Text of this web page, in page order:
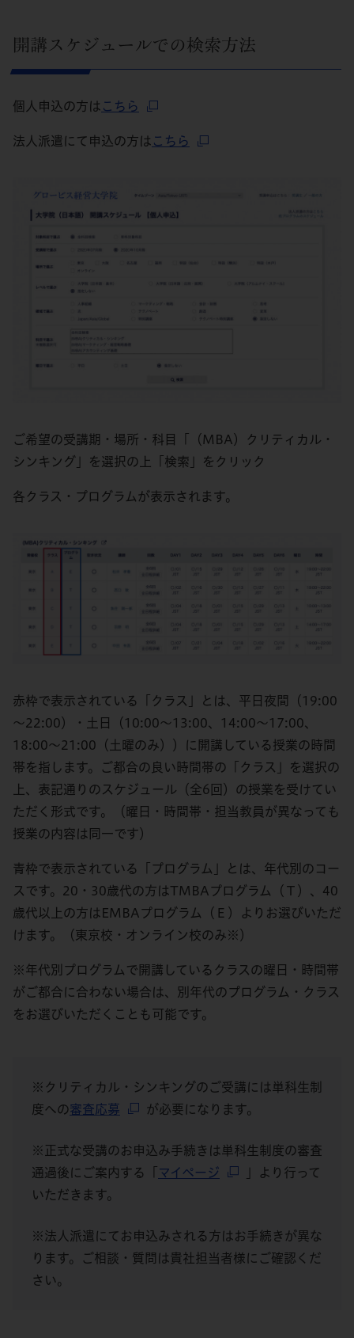
開講スケジュールでの検索方法
個人申込の方は こちら
法人派遣にて申込の方は こちら
ご希望の受講期・場所・科目「（MBA）クリティカル・
シンキング」を選択の上「検索」をクリック
各クラス・プログラムが表示されます。
赤枠で表示されている「クラス」とは、平日夜間（19:00
～22:00）・土日（10:00～13:00、14:00～17:00、
18:00～21:00（土曜のみ））に開講している授業の時間
帯を指します。ご都合の良い時間帯の「クラス」を選択の
上、表記通りのスケジュール（全6回）の授業を受けてい
ただく形式です。（曜日・時間帯・担当教員が異なっても
授業の内容は同一です）
青枠で表示されている「プログラム」とは、年代別のコー
スです。20・30歳代の方はTMBAプログラム（Ｔ）、40
歳代以上の方はEMBAプログラム（Ｅ）よりお選びいただ
けます。（東京校・オンライン校のみ※）
※年代別プログラムで開講しているクラスの曜日・時間帯
がご都合に合わない場合は、別年代のプログラム・クラス
をお選びいただくことも可能です。
※クリティカル・シンキングのご受講には単科生制
度への審査応募 が必要になります。
※正式な受講のお申込み手続きは単科生制度の審査
通過後にご案内する「
マイページ
」より行って
いただきます。
※法人派遣にてお申込みされる方はお手続きが異な
ります。ご相談・質問は貴社担当者様にご確認くだ
さい。